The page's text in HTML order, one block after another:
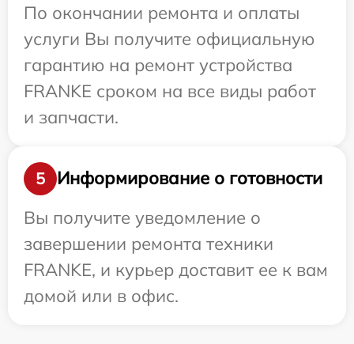
По окончании ремонта и оплаты
услуги Вы получите официальную
гарантию на ремонт устройства
FRANKE сроком на все виды работ
и запчасти.
5
Информирование о готовности
Вы получите уведомление о
завершении ремонта техники
FRANKE, и курьер доставит ее к вам
домой или в офис.